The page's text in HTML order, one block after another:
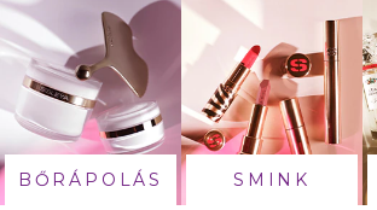
BŐRÁPOLÁS SMINK